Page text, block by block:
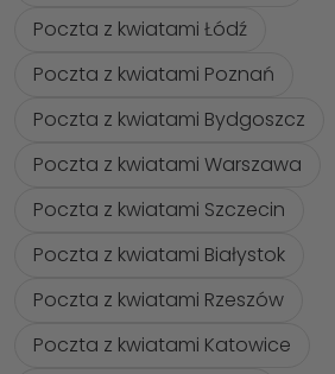
Poczta z kwiatami Łódź
Poczta z kwiatami Poznań
Poczta z kwiatami Bydgoszcz
Poczta z kwiatami Warszawa
Poczta z kwiatami Szczecin
Poczta z kwiatami Białystok
Poczta z kwiatami Rzeszów
Poczta z kwiatami Katowice